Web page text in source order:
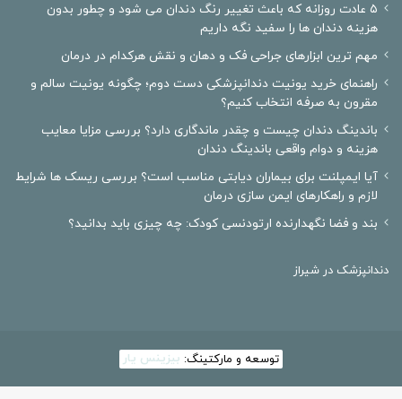
۵ عادت روزانه که باعث تغییر رنگ دندان می شود و چطور بدون
هزینه دندان ها را سفید نگه داریم
مهم ترین ابزارهای جراحی فک و دهان و نقش هرکدام در درمان
راهنمای خرید یونیت دندانپزشکی دست دوم؛ چگونه یونیت سالم و
مقرون به صرفه انتخاب کنیم؟
باندینگ دندان چیست و چقدر ماندگاری دارد؟ بررسی مزایا معایب
هزینه و دوام واقعی باندینگ دندان
آیا ایمپلنت برای بیماران دیابتی مناسب است؟ بررسی ریسک ها شرایط
لازم و راهکارهای ایمن سازی درمان
بند و فضا نگهدارنده ارتودنسی کودک: چه چیزی باید بدانید؟
دندانپزشک در شیراز
توسعه و مارکتینگ: بیزینس یار